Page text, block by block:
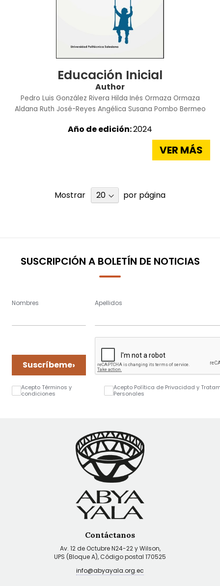
Educación Inicial
Author
Pedro Luis González Rivera Hilda Inés Ormaza Ormaza
Aldana Ruth José-Reyes Angélica Susana Pombo Bermeo
Año de edición:2024
VER MÁS
Mostrar por página
SUSCRIPCIÓN A BOLETÍN DE NOTICIAS
Nombres Apellidos
Suscríbeme›
Acepto Términos y
condiciones
Acepto Política de Privacidad y
Personales
Contáctanos
Av. 12 de Octubre N24-22 y Wilson,
UPS (Bloque A), Código postal 170525
info@abyayala.org.ec